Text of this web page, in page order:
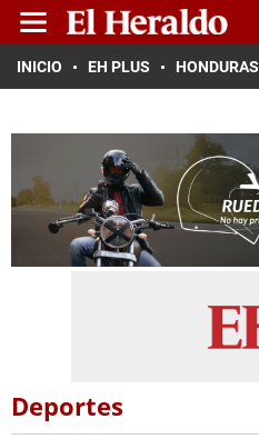
INICIO EH PLUS HONDURAS
Deportes